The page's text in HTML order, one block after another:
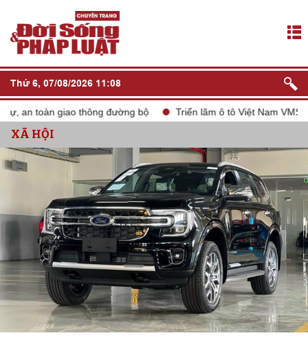
Thứ 6, 07/08/2026 11:08
toàn giao thông đường bộ Triển lãm ô tô Việt Nam VMS 2024
XÃ HỘI